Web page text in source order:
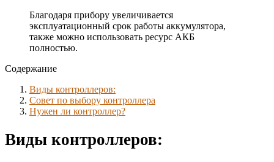
Благодаря прибору увеличивается
эксплуатационный срок работы аккумулятора,
также можно использовать ресурс АКБ
полностью.
Содержание
Виды контроллеров:
Совет по выбору контроллера
Нужен ли контроллер?
Виды контроллеров: